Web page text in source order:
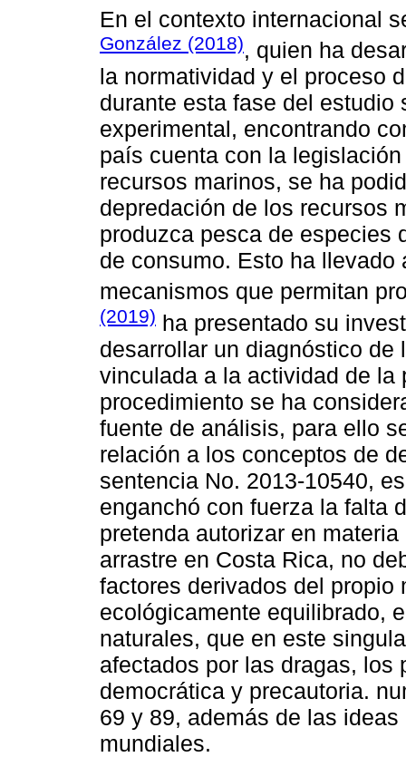
En el contexto internacional
González (2018), quien ha
la normatividad y el proceso
durante esta fase del
experimental, encontrando
país cuenta con la
recursos marinos, se ha
depredación de los recursos
produzca pesca de especies
de consumo. Esto ha
mecanismos que permitan
(2019) ha presentado su
desarrollar un diagnóstico
vinculada a la actividad de la
procedimiento se ha
fuente de análisis, para ello
relación a los conceptos de
sentencia No. 2013-10540,
enganchó con fuerza la falta
pretenda autorizar en
arrastre en Costa Rica, no
factores derivados del propio
ecológicamente equilibrado,
naturales, que en este
afectados por las dragas, los
democrática y precautoria.
69 y 89, además de las
mundiales.